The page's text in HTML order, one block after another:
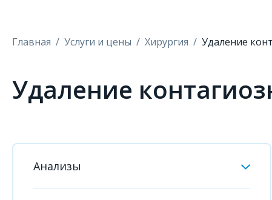
Главная Услуги и цены Хирургия Удаление
Удаление
Анализы